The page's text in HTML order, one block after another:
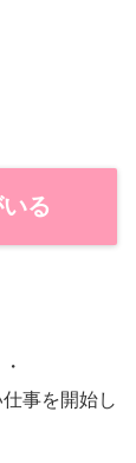
る
事を開始し